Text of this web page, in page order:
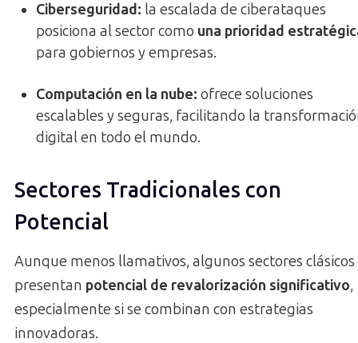
Ciberseguridad: la escalada de ciberataques
posiciona al sector como una prioridad
para gobiernos y empresas.
Computación en la nube: ofrece soluciones
escalables y seguras, facilitando la
digital en todo el mundo.
Sectores Tradicionales con
Potencial
Aunque menos llamativos, algunos sectores clásicos
presentan potencial de revalorización significativo,
especialmente si se combinan con estrategias
innovadoras.